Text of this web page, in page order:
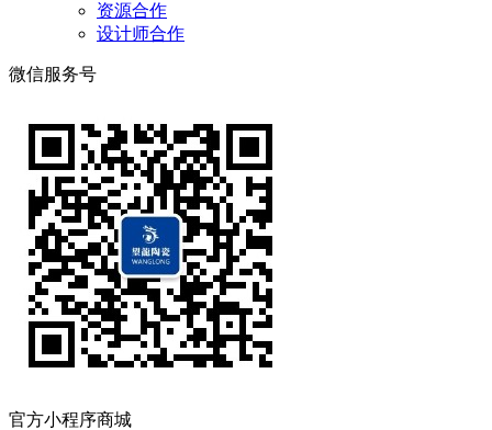
资源合作
设计师合作
微信服务号
官方小程序商城